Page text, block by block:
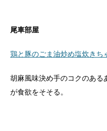
尾車部屋
鶏と豚のごま油炒め塩炊きち
胡麻風味決め手のコクのある
が食欲をそそる。